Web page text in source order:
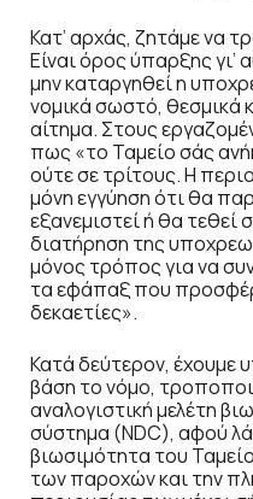
Κατ’ αρχάς, ζητάμε να
Είναι όρος ύπαρξης
μην καταργηθεί η
νομικά σωστό, θεσμικά
αίτημα. Στους
πως «το Ταμείο σάς
ούτε σε τρίτους. Η
μόνη εγγύηση ότι θα
εξανεμιστεί ή θα τεθεί
διατήρηση της
μόνος τρόπος για να
τα εφάπαξ που
δεκαετίες».
Κατά δεύτερον, έχουμε
βάση το νόμο,
αναλογιστική μελέτη
σύστημα (NDC), αφού
βιωσιμότητα του
των παροχών και την